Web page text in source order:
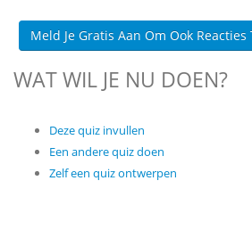
Meld Je Gratis Aan Om Ook
WAT WIL JE NU DOEN?
Deze quiz invullen
Een andere quiz doen
Zelf een quiz ontwerpen